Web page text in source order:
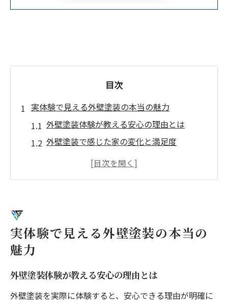
目次
実体験で見える外壁塗装の本当の魅力
外壁塗装体験が教える安心の理由とは
外壁塗装で感じた家の変化と満足度
外壁塗装の実体験で得た納得の知識
家族で外壁塗装を体験する楽しみ方
外壁塗装を家族イベントにする工夫
親子で取り組む外壁塗装体験の魅力
実体験で見える外壁塗装の本当の
魅力
外壁塗装体験が教える安心の理由とは
外壁塗装を実際に体験すると、安心できる理由が明確に